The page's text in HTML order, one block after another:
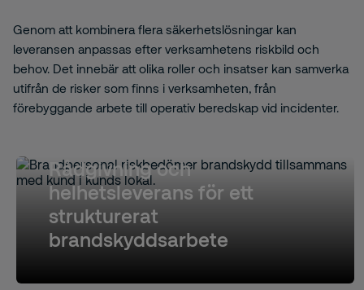
Genom att kombinera flera säkerhetslösningar kan
leveransen anpassas efter verksamhetens riskbild och
behov. Det innebär att olika roller och insatser kan samverka
utifrån de risker som finns i verksamheten, från
förebyggande arbete till operativ beredskap vid incidenter.
Rådgivning och
helhetsleverans för ett
strukturerat
brandskyddsarbete